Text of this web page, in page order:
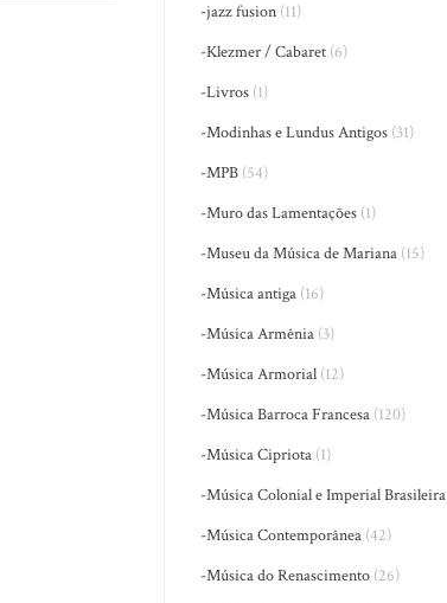
-jazz fusion (11)
-Klezmer / Cabaret (6)
-Livros (1)
-Modinhas e Lundus Antigos (31)
-MPB (54)
-Muro das Lamentações (1)
-Museu da Música de Mariana (15)
-Música antiga (16)
-Música Armênia (3)
-Música Armorial (12)
-Música Barroca Francesa (120)
-Música Cipriota (1)
-Música Colonial e Imperial Brasileira
-Música Contemporânea (42)
-Música do Renascimento (26)